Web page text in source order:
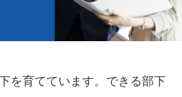
を育てています。できる部下